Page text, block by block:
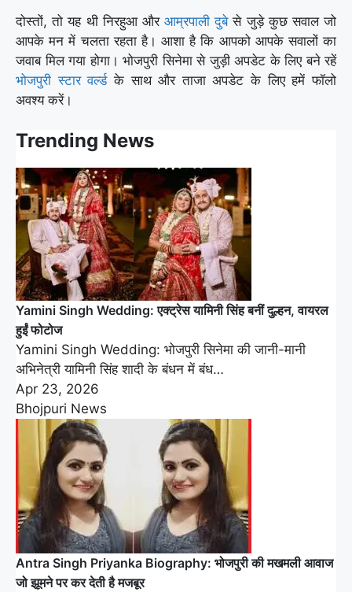
दोस्तों, तो यह थी निरहुआ और आम्रपाली दुबेसे जुड़े कुछ सवाल जो
आपके मन में चलता रहता है। आशा है कि आपको आपके सवालों का
जवाब मिल गया होगा। भोजपुरी सिनेमा से जुड़ी अपडेट के लिए बने रहें
भोजपुरी स्टार वर्ल्डके साथ और ताजा अपडेट के लिए हमें फॉलो
अवश्य करें।
Trending News
Yamini Singh Wedding: एक्ट्रेस यामिनी सिंह बनीं दुल्हन, वायरल
हुईं फोटोज
Yamini Singh Wedding: भोजपुरी सिनेमा की जानी-मानी
अभिनेत्री यामिनी सिंह शादी के बंधन में बंध…
Apr 23, 2026
Bhojpuri News
Antra Singh Priyanka Biography: भोजपुरी की मखमली आवाज
जो झूमने पर कर देती है मजबूर